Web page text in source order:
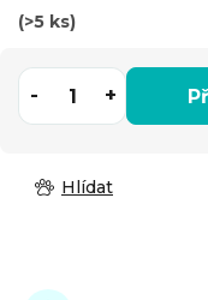
(>5 ks)
Hlídat